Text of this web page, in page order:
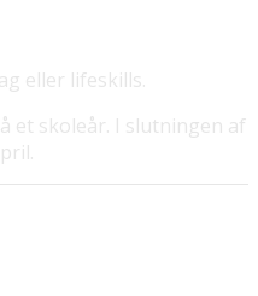
eller lifeskills.
et skoleår. I slutningen af